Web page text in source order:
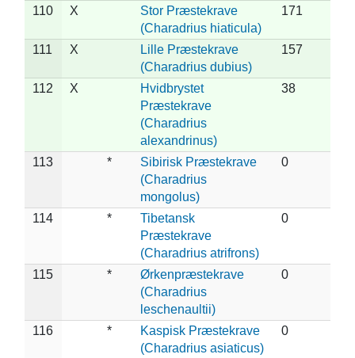
110 X
Stor Præstekrave
(Charadrius hiaticula)
171
111 X
Lille Præstekrave
(Charadrius dubius)
157
112 X
Hvidbrystet
Præstekrave
(Charadrius
alexandrinus)
38
113 *
Sibirisk Præstekrave
(Charadrius
mongolus)
0
114 *
Tibetansk
Præstekrave
(Charadrius atrifrons)
0
115 *
Ørkenpræstekrave
(Charadrius
leschenaultii)
0
116 *
Kaspisk Præstekrave
(Charadrius asiaticus)
0